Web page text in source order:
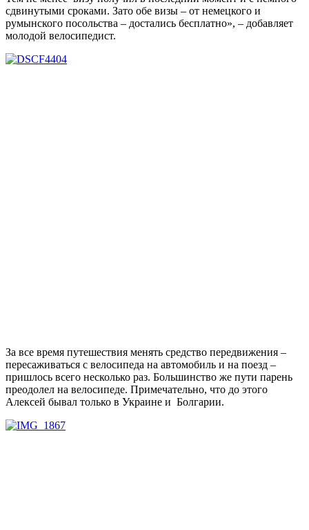
сдвинутыми сроками. Зато обе визы – от немецкого и
румынского посольства – достались бесплатно», – добавляет
молодой велосипедист.
За все время путешествия менять средство передвижения –
пересаживаться с велосипеда на автомобиль и на поезд –
пришлось всего несколько раз. Большинство же пути парень
преодолел на велосипеде. Примечательно, что до этого
Алексей бывал только в Украине и Болгарии.